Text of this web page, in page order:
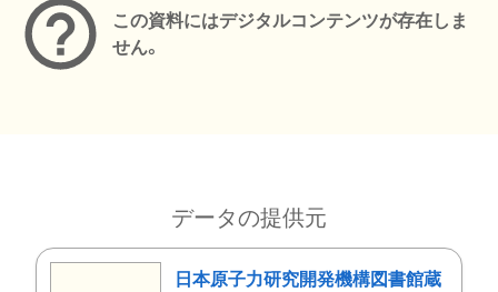
この資料にはデジタルコンテンツが存在しま
せん。
データの提供元
日本原子力研究開発機構図書館蔵